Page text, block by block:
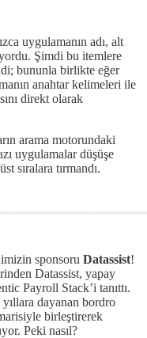
uygulamanın adı, alt
Şimdi bu itemlere
bununla birlikte eğer
anahtar kelimeleri ile
direkt olarak
arama motorundaki
uygulamalar düşüşe
sıralara tırmandı.
sponsoru Datassist!
Datassist, yapay
Payroll Stack’i tanıttı.
dayanan bordro
birleştirerek
Peki nasıl?